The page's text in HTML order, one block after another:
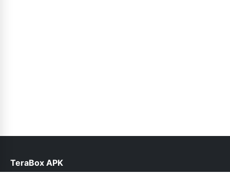
TeraBox APK